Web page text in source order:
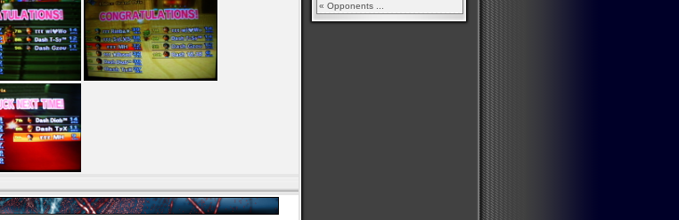
« Opponents ...